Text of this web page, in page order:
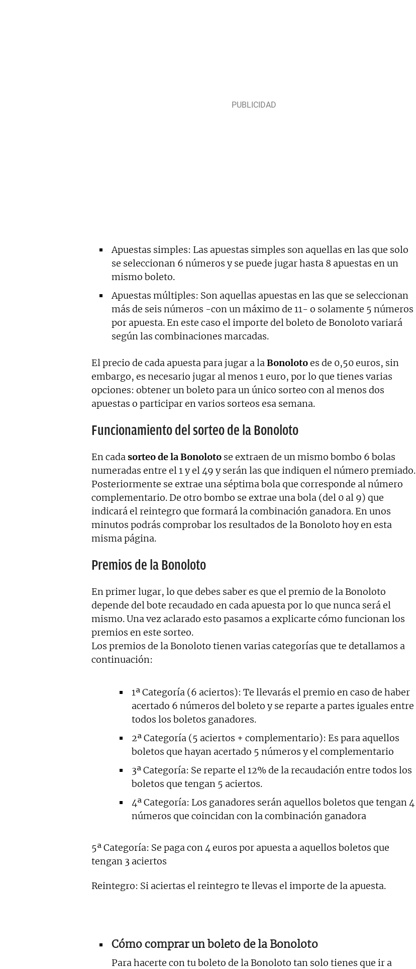
Apuestas simples: Las apuestas simples son aquellas en las que solo
se seleccionan 6 números y se puede jugar hasta 8 apuestas en un
mismo boleto.
Apuestas múltiples: Son aquellas apuestas en las que se seleccionan
más de seis números -con un máximo de 11- o solamente 5 números
por apuesta. En este caso el importe del boleto de Bonoloto variará
según las combinaciones marcadas.
El precio de cada apuesta para jugar a laBonolotoes de 0,50 euros, sin
embargo, es necesario jugar al menos 1 euro, por lo que tienes varias
opciones: obtener un boleto para un único sorteo con al menos dos
apuestas o participar en varios sorteos esa semana.
Funcionamiento del sorteo de la Bonoloto
En cadasorteo de la Bonoloto se extraen de un mismo bombo 6 bolas
numeradas entre el 1 y el 49 y serán las que indiquen el número premiado.
Posteriormente se extrae una séptima bola que corresponde al número
complementario. De otro bombo se extrae una bola (del 0 al 9) que
indicará el reintegro que formará la combinación ganadora. En unos
minutos podrás comprobar los resultados de la Bonoloto hoy en esta
misma página.
Premios de la Bonoloto
En primer lugar, lo que debes saber es que el premio de la Bonoloto
depende del bote recaudado en cada apuesta por lo que nunca será el
mismo. Una vez aclarado esto pasamos a explicarte cómo funcionan los
premios en este sorteo.
Los premios de la Bonoloto tienen varias categorías que te detallamos a
continuación:
1ª Categoría (6 aciertos): Te llevarás el premio en caso de haber
acertado 6 números del boleto y se reparte a partes iguales entre
todos los boletos ganadores.
2ª Categoría (5 aciertos + complementario): Es para aquellos
boletos que hayan acertado 5 números y el complementario
3ª Categoría: Se reparte el 12% de la recaudación entre todos los
boletos que tengan 5 aciertos.
4ª Categoría: Los ganadores serán aquellos boletos que tengan 4
números que coincidan con la combinación ganadora
5ª Categoría: Se paga con 4 euros por apuesta a aquellos boletos que
tengan 3 aciertos
Reintegro: Si aciertas el reintegro te llevas el importe de la apuesta.
Cómo comprar un boleto de la Bonoloto
Para hacerte con tu boleto de la Bonoloto tan solo tienes que ir a